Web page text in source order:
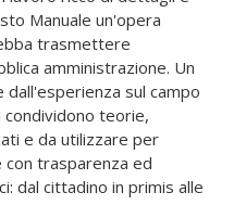
Manuale un'opera
trasmettere
amministrazione. Un
sul campo
teorie,
e da utilizzare per
con trasparenza ed
dal cittadino in primis alle